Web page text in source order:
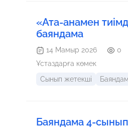
«Ата-анамен
баяндама
14 Мамыр 2026 0
Ұстаздарға көмек
Сынып жетекші
Баяндама 4-